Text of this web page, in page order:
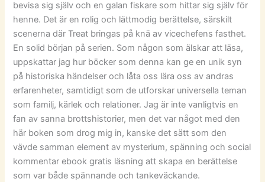
bevisa sig själv och en galan fiskare som hittar sig själv för
henne. Det är en rolig och lättmodig berättelse, särskilt
scenerna där Treat bringas på knä av vicechefens fasthet.
En solid början på serien. Som någon som älskar att läsa,
uppskattar jag hur böcker som denna kan ge en unik syn
på historiska händelser och låta oss lära oss av andras
erfarenheter, samtidigt som de utforskar universella teman
som familj, kärlek och relationer. Jag är inte vanligtvis en
fan av sanna brottshistorier, men det var något med den
här boken som drog mig in, kanske det sätt som den
vävde samman element av mysterium, spänning och social
kommentar ebook gratis läsning att skapa en berättelse
som var både spännande och tankeväckande.